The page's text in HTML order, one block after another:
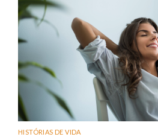
HISTÓRIAS DE VIDA